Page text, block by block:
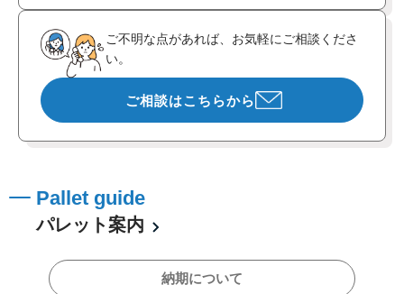
ご不明な点があれば、お気軽にご相談くださ
い。
ご相談はこちらから
Pallet guide
パレット案内
納期について